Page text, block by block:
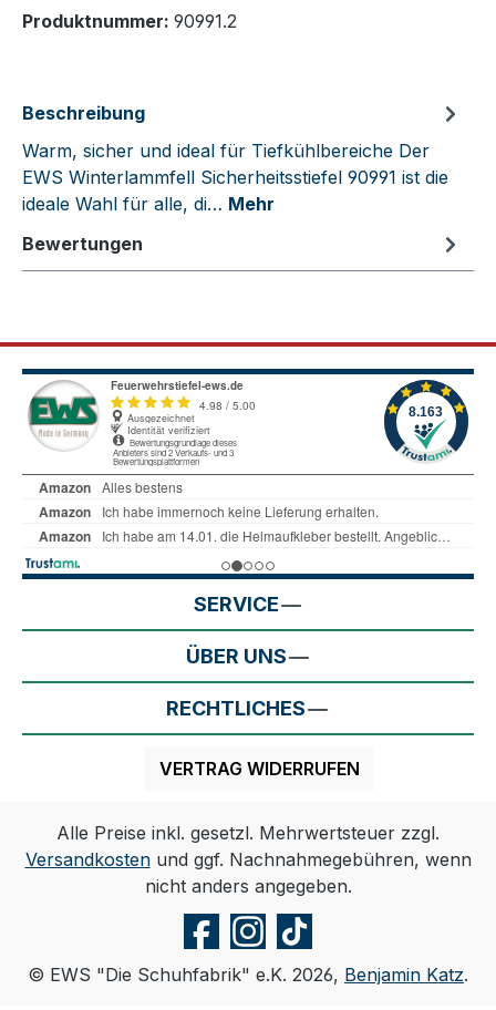
Produktnummer: 90991.2
Beschreibung
Warm, sicher und ideal für Tiefkühlbereiche Der
EWS Winterlammfell Sicherheitsstiefel 90991 ist die
ideale Wahl für alle, di… Mehr
Bewertungen
SERVICE
ÜBER UNS
RECHTLICHES
VERTRAG WIDERRUFEN
Alle Preise inkl. gesetzl. Mehrwertsteuer zzgl.
Versandkostenund ggf. Nachnahmegebühren, wenn
nicht anders angegeben.
© EWS "Die Schuhfabrik" e.K. 2026, Benjamin Katz.